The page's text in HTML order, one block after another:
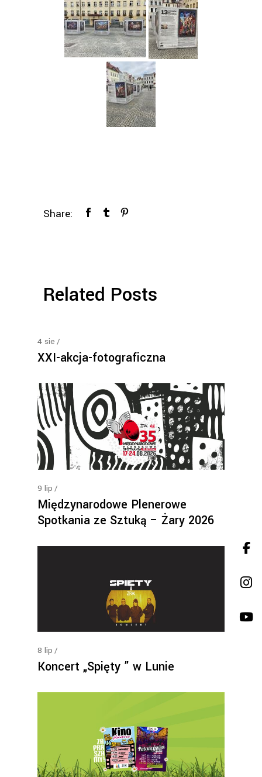
Share:
Related Posts
4 sie
XXI-akcja-fotograficzna
9 lip
Międzynarodowe Plenerowe
Spotkania ze Sztuką – Żary 2026
8 lip
Koncert „Spięty ” w Lunie